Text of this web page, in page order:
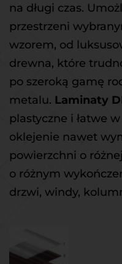
na długi czas.
przestrzeni
wzorem, od
drewna, które
po szeroką gamę
metalu. Laminaty
plastyczne i łatwe
oklejenie nawet
powierzchni o
o różnym
drzwi, windy,